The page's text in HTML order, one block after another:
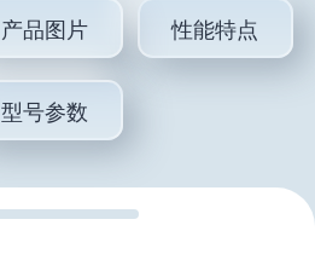
产品图片 性能特点
型号参数